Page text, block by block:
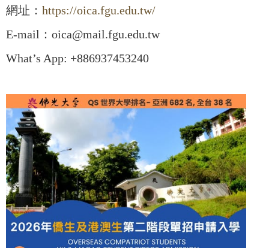
網址： https://oica.fgu.edu.tw/
E-mail：oica@mail.fgu.edu.tw
What’s App: +886937453240